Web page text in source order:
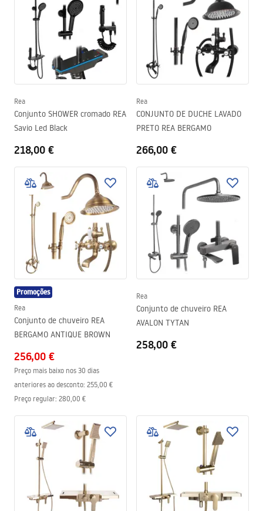
Rea
Conjunto SHOWER cromado REA
Savio Led Black
218,00 €
Rea
CONJUNTO DE DUCHE LAVADO
PRETO REA BERGAMO
266,00 €
Promoções
Rea
Conjunto de chuveiro REA
BERGAMO ANTIQUE BROWN
256,00 €
Preço mais baixo nos 30 dias
anteriores ao desconto: 255,00 €
Preço regular: 280,00 €
Rea
Conjunto de chuveiro REA
AVALON TYTAN
258,00 €